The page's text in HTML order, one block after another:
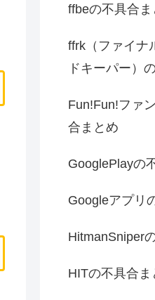
ffbeの不具合ま
ffrk（ファイナ
ドキーパー）
Fun!Fun!ファ
合まとめ
GooglePlayの
Googleアプリ
HitmanSniper
HITの不具合ま